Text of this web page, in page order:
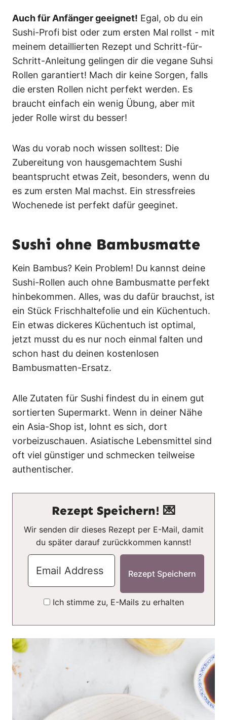
Auch für Anfänger geeignet! Egal, ob du ein
Sushi-Profi bist oder zum ersten Mal rollst - mit
meinem detaillierten Rezept und Schritt-für-
Schritt-Anleitung gelingen dir die vegane Suhsi
Rollen garantiert! Mach dir keine Sorgen, falls
die ersten Rollen nicht perfekt werden. Es
braucht einfach ein wenig Übung, aber mit
jeder Rolle wirst du besser!
Was du vorab noch wissen solltest: Die
Zubereitung von hausgemachtem Sushi
beantsprucht etwas Zeit, besonders, wenn du
es zum ersten Mal machst. Ein stressfreies
Wochenede ist perfekt dafür geeginet.
Sushi ohne Bambusmatte
Kein Bambus? Kein Problem! Du kannst deine
Sushi-Rollen auch ohne Bambusmatte perfekt
hinbekommen. Alles, was du dafür brauchst, ist
ein Stück Frischhaltefolie und ein Küchentuch.
Ein etwas dickeres Küchentuch ist optimal,
jetzt musst du es nur noch einmal falten und
schon hast du deinen kostenlosen
Bambusmatten-Ersatz.
Alle Zutaten für Sushi findest du in einem gut
sortierten Supermarkt. Wenn in deiner Nähe
ein Asia-Shop ist, lohnt es sich, dort
vorbeizuschauen. Asiatische Lebensmittel sind
oft viel günstiger und schmecken teilweise
authentischer.
Rezept Speichern! 💌
Wir senden dir dieses Rezept per E-Mail, damit
du später darauf zurückkommen kannst!
Ich stimme zu, E-Mails zu erhalten